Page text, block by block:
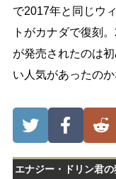
で2017年と同じウ
トがカナダで復刻
が発売されたのは
い人気があったのか
エナジー・ドリン君